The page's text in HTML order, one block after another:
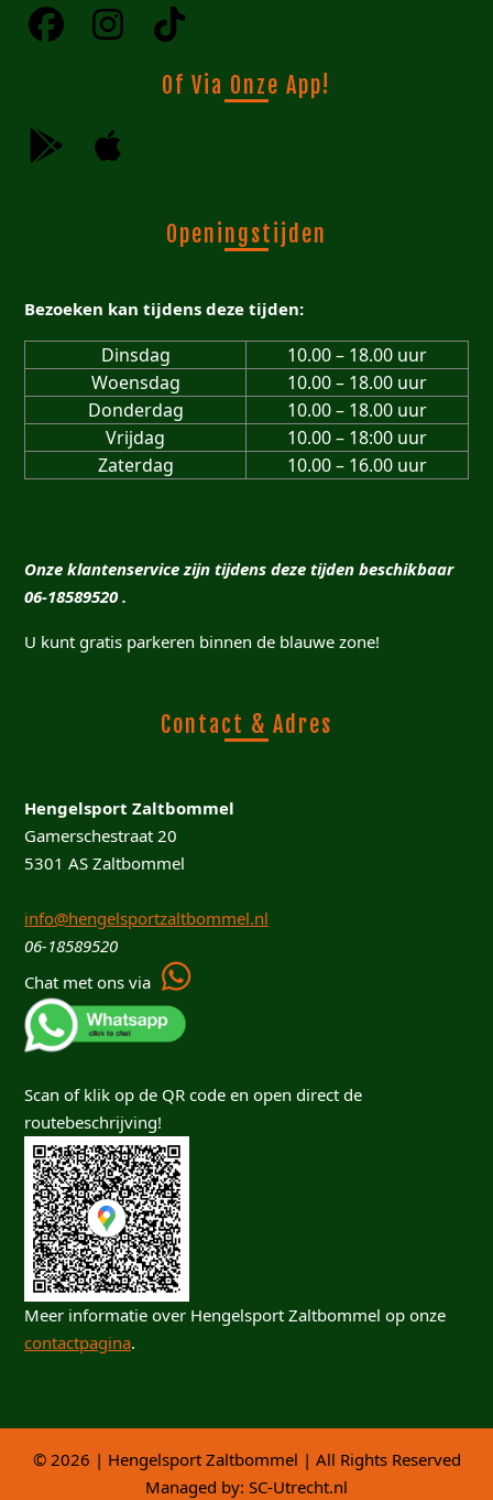
Of Via Onze App!
Openingstijden
Bezoeken kan tijdens deze tijden:
Dinsdag
10.00 – 18.00 uur
Woensdag
10.00 – 18.00 uur
Donderdag
10.00 – 18.00 uur
Vrijdag
10.00 – 18:00 uur
Zaterdag
10.00 – 16.00 uur
Onze klantenservice zijn tijdens deze tijden beschikbaar
06-18589520 .
U kunt gratis parkeren binnen de blauwe zone!
Contact & Adres
Hengelsport Zaltbommel
Gamerschestraat 20
5301 AS Zaltbommel
info@hengelsportzaltbommel.nl
06-18589520
Chat met ons via
Scan of klik op de QR code en open direct de
routebeschrijving!
Meer informatie over Hengelsport Zaltbommel op onze
contactpagina.
© 2026 | Hengelsport Zaltbommel | All Rights Reserved
Managed by: SC-Utrecht.nl